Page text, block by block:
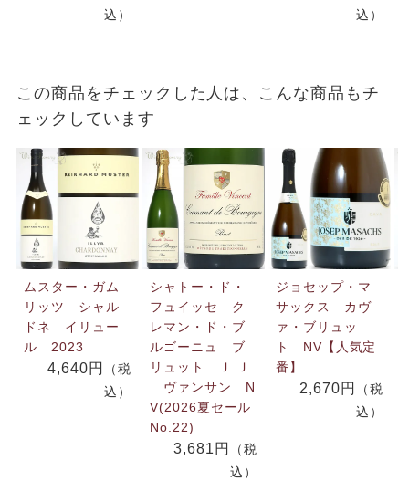
込）
込）
この商品をチェックした人は、こんな商品もチ
ェックしています
ムスター・ガム
リッツ シャル
ドネ イリュー
ル 2023
4,640円
（税
込）
シャトー・ド・
フュイッセ ク
レマン・ド・ブ
ルゴーニュ ブ
リュット Ｊ.Ｊ.
ヴァンサン N
V(2026夏セール
No.22)
3,681円
（税
込）
ジョセップ・マ
サックス カヴ
ァ・ブリュッ
ト NV【人気定
番】
2,670円
（税
込）